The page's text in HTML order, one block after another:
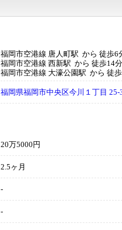
福岡市空港線 唐人町駅 から 徒歩6
福岡市空港線 西新駅 から 徒歩14分
福岡市空港線 大濠公園駅 から 徒
福岡県福岡市中央区今川１丁目 25-
20万5000円
2.5ヶ月
-
-